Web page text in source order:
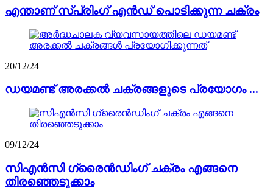
എന്താണ് സ്പ്രിംഗ് എൻഡ് പൊടിക്കുന്ന ചക്രം
20/12/24
ഡയമണ്ട് അരക്കൽ ചക്രങ്ങളുടെ പ്രയോഗം ...
09/12/24
സിഎൻസി ഗ്രൈൻഡിംഗ് ചക്രം എങ്ങനെ
തിരഞ്ഞെടുക്കാം